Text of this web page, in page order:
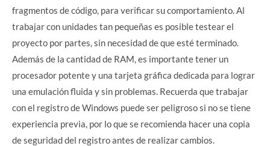
fragmentos de código, para verificar su comportamiento. Al
trabajar con unidades tan pequeñas es posible testear el
proyecto por partes, sin necesidad de que esté terminado.
Además de la cantidad de RAM, es importante tener un
procesador potente y una tarjeta gráfica dedicada para lograr
una emulación fluida y sin problemas. Recuerda que trabajar
con el registro de Windows puede ser peligroso si no se tiene
experiencia previa, por lo que se recomienda hacer una copia
de seguridad del registro antes de realizar cambios.